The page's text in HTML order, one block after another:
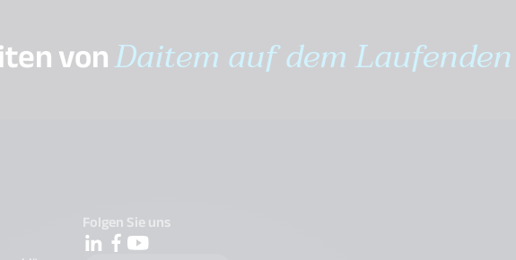
vonDaitem auf dem Laufenden
Folgen Sie uns